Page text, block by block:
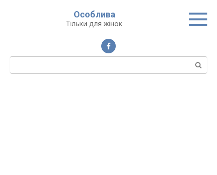
Особлива
Тільки для жінок
Пошук: